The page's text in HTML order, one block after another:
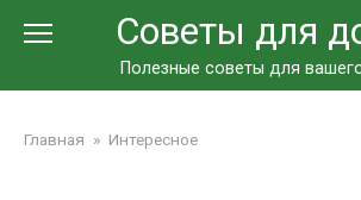
Советы для
Полезные советы для
Главная » Интересное